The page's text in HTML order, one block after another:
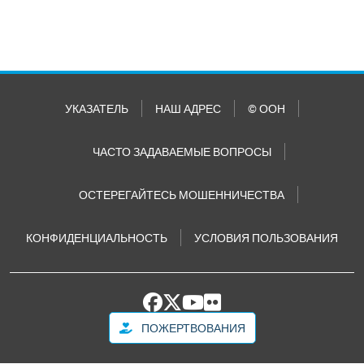
УКАЗАТЕЛЬ НАШ АДРЕС © ООН
ЧАСТО ЗАДАВАЕМЫЕ ВОПРОСЫ
ОСТЕРЕГАЙТЕСЬ МОШЕННИЧЕСТВА
КОНФИДЕНЦИАЛЬНОСТЬ УСЛОВИЯ ПОЛЬЗОВАНИЯ
ПОЖЕРТВОВАНИЯ